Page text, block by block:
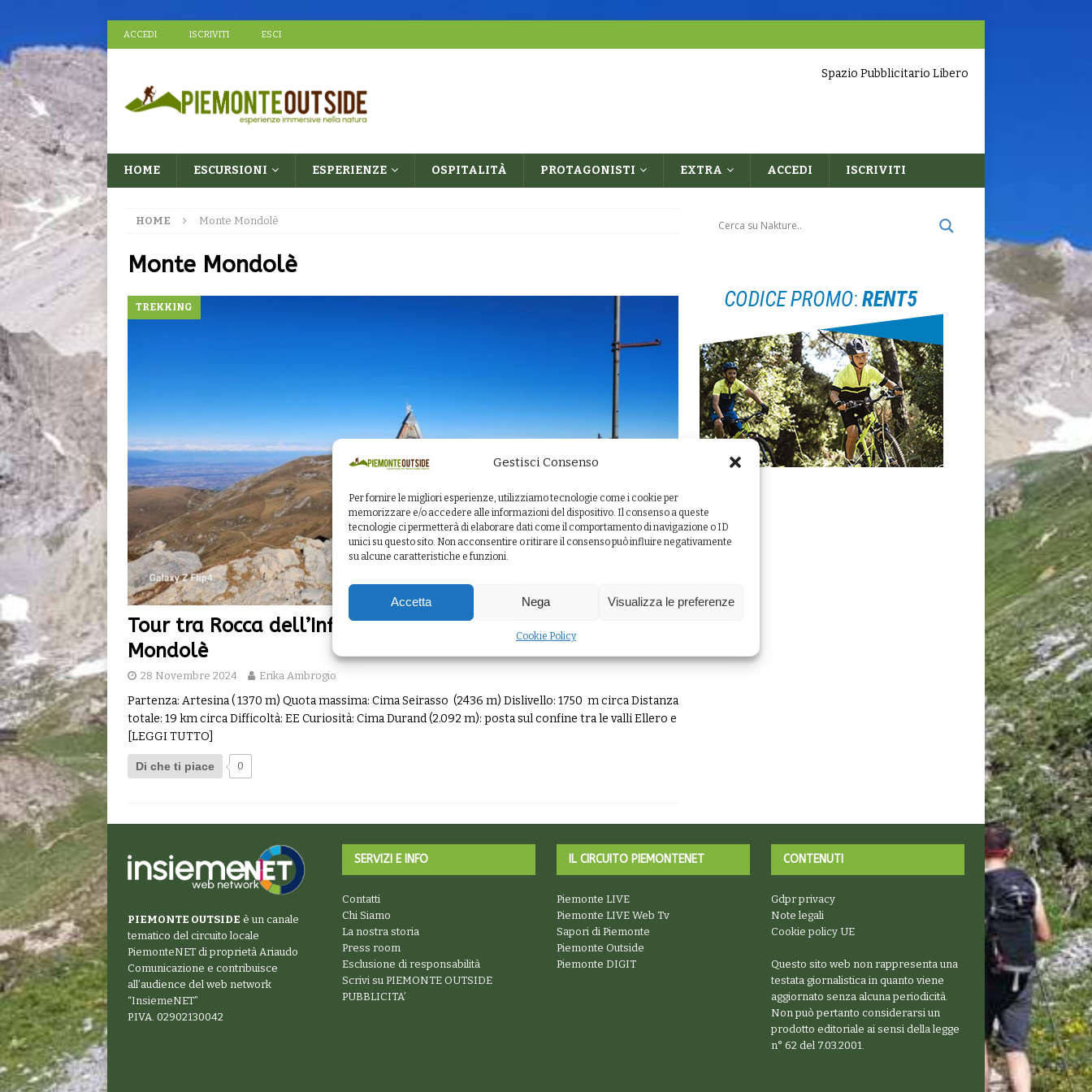
Gestisci Consenso
Per fornire le migliori esperienze, utilizziamo tecnologie come i cookie per
memorizzare e/o accedere alle informazioni del dispositivo. Il consenso a queste
tecnologie ci permetterà di elaborare dati come il comportamento di navigazione o ID
unici su questo sito. Non acconsentire o ritirare il consenso può influire negativamente
su alcune caratteristiche e funzioni.
Accetta Nega Visualizza le preferenze
Cookie Policy
ACCEDI ISCRIVITI ESCI
Spazio Pubblicitario Libero
HOME ESCURSIONI ESPERIENZE OSPITALITÀ PROTAGONISTI EXTRA ACCEDI ISCRIVITI
HOME Monte Mondolè
Monte Mondolè
TREKKING
Tour tra Rocca dell’Inferno, Cima Seirasso e Monte
Mondolè
28 Novembre 2024 Erika Ambrogio
Partenza: Artesina ( 1370 m) Quota massima: Cima Seirasso (2436 m) Dislivello: 1750 m circa Distanza
totale: 19 km circa Difficoltà: EE Curiosità: Cima Durand (2.092 m): posta sul confine tra le valli Ellero e
[LEGGI TUTTO]
Di che ti piace 0
PIEMONTE OUTSIDE è un canale
tematico del circuito locale
PiemonteNET di proprietà Ariaudo
Comunicazione e contribuisce
all’audience del web network
“InsiemeNET”
P.IVA. 02902130042
SERVIZI E INFO
Contatti
Chi Siamo
La nostra storia
Press room
Esclusione di responsabilità
Scrivi su PIEMONTE OUTSIDE
PUBBLICITA’
IL CIRCUITO PIEMONTENET
Piemonte LIVE
Piemonte LIVE Web Tv
Sapori di Piemonte
Piemonte Outside
Piemonte DIGIT
CONTENUTI
Gdpr privacy
Note legali
Cookie policy UE
Questo sito web non rappresenta una
testata giornalistica in quanto viene
aggiornato senza alcuna periodicità.
Non può pertanto considerarsi un
prodotto editoriale ai sensi della legge
n° 62 del 7.03.2001.